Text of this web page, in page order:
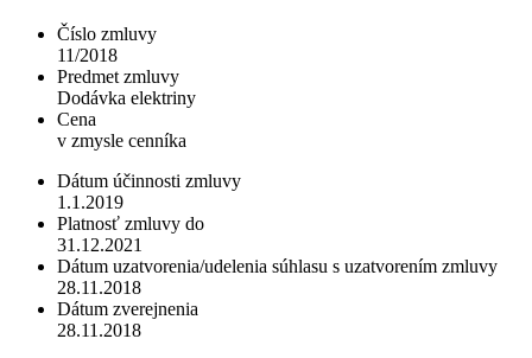
Číslo zmluvy
11/2018
Predmet zmluvy
Dodávka elektriny
Cena
v zmysle cenníka
Dátum účinnosti zmluvy
1.1.2019
Platnosť zmluvy do
31.12.2021
Dátum uzatvorenia/udelenia súhlasu s uzatvorením zmluvy
28.11.2018
Dátum zverejnenia
28.11.2018